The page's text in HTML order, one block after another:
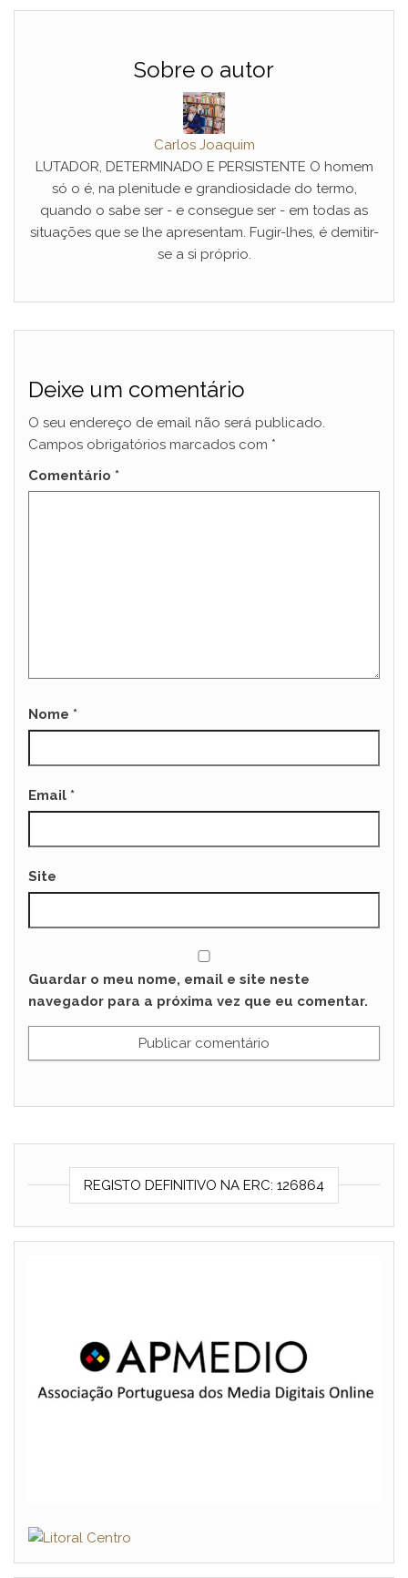
Sobre o autor
Carlos Joaquim
LUTADOR, DETERMINADO E PERSISTENTE O homem
só o é, na plenitude e grandiosidade do termo,
quando o sabe ser - e consegue ser - em todas as
situações que se lhe apresentam. Fugir-lhes, é demitir-
se a si próprio.
Deixe um comentário
O seu endereço de email não será publicado.
Campos obrigatórios marcados com *
Comentário *
Nome *
Email *
Site
Guardar o meu nome, email e site neste
navegador para a próxima vez que eu comentar.
REGISTO DEFINITIVO NA ERC: 126864